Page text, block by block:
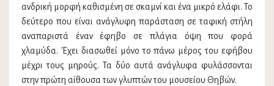
ανδρική μορφή καθισμένη σε σκαμνί και ένα μικρό ελάφι. Το
δεύτερο που είναι ανάγλυφη παράσταση σε ταφική στήλη
αναπαριστά έναν έφηβο σε πλάγια όψη που φορά
χλαμύδα. Έχει διασωθεί μόνο το πάνω μέρος του εφήβου
μέχρι τους μηρούς. Τα δύο αυτά ανάγλυφα φυλάσσονται
στην πρώτη αίθουσα των γλυπτών του μουσείου Θηβών.